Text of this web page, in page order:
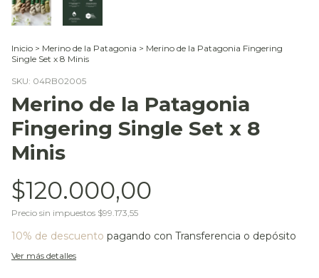
Inicio > Merino de la Patagonia > Merino de la Patagonia Fingering
Single Set x 8 Minis
SKU: 04RB02005
Merino de la Patagonia
Fingering Single Set x 8
Minis
$120.000,00
Precio sin impuestos $99.173,55
10% de descuento pagando con Transferencia o depósito
Ver más detalles